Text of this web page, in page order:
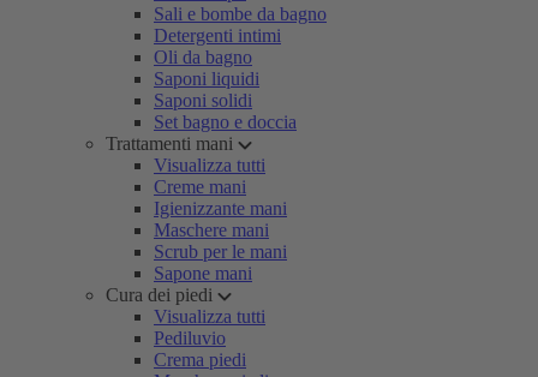
Sali e bombe da bagno
Detergenti intimi
Oli da bagno
Saponi liquidi
Saponi solidi
Set bagno e doccia
Trattamenti mani
Visualizza tutti
Creme mani
Igienizzante mani
Maschere mani
Scrub per le mani
Sapone mani
Cura dei piedi
Visualizza tutti
Pediluvio
Crema piedi